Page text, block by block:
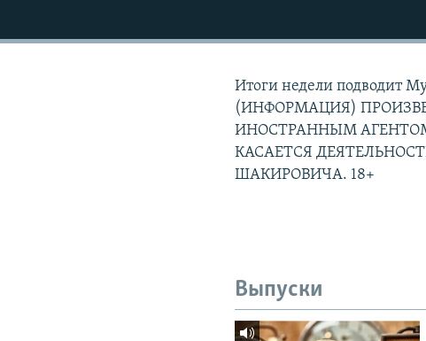
Итоги недели
(ИНФОРМАЦИЯ)
ИНОСТРАННЫМ
КАСАЕТСЯ
ШАКИРОВИЧА. 18+
Выпуски